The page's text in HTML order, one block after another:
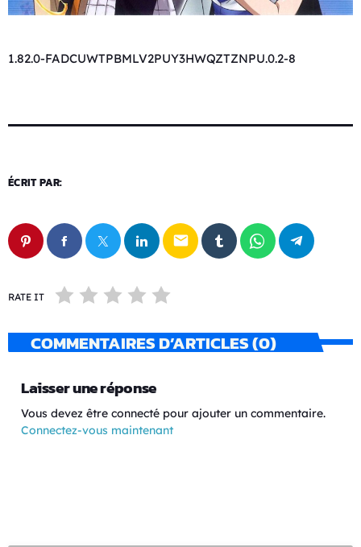
1.82.0-FADCUWTPBMLV2PUY3HWQZTZNPU.0.2-8
ÉCRIT PAR:
email
RATE IT
COMMENTAIRES D’ARTICLES (0)
Laisser une réponse
Vous devez être connecté pour ajouter un commentaire.
Connectez-vous maintenant